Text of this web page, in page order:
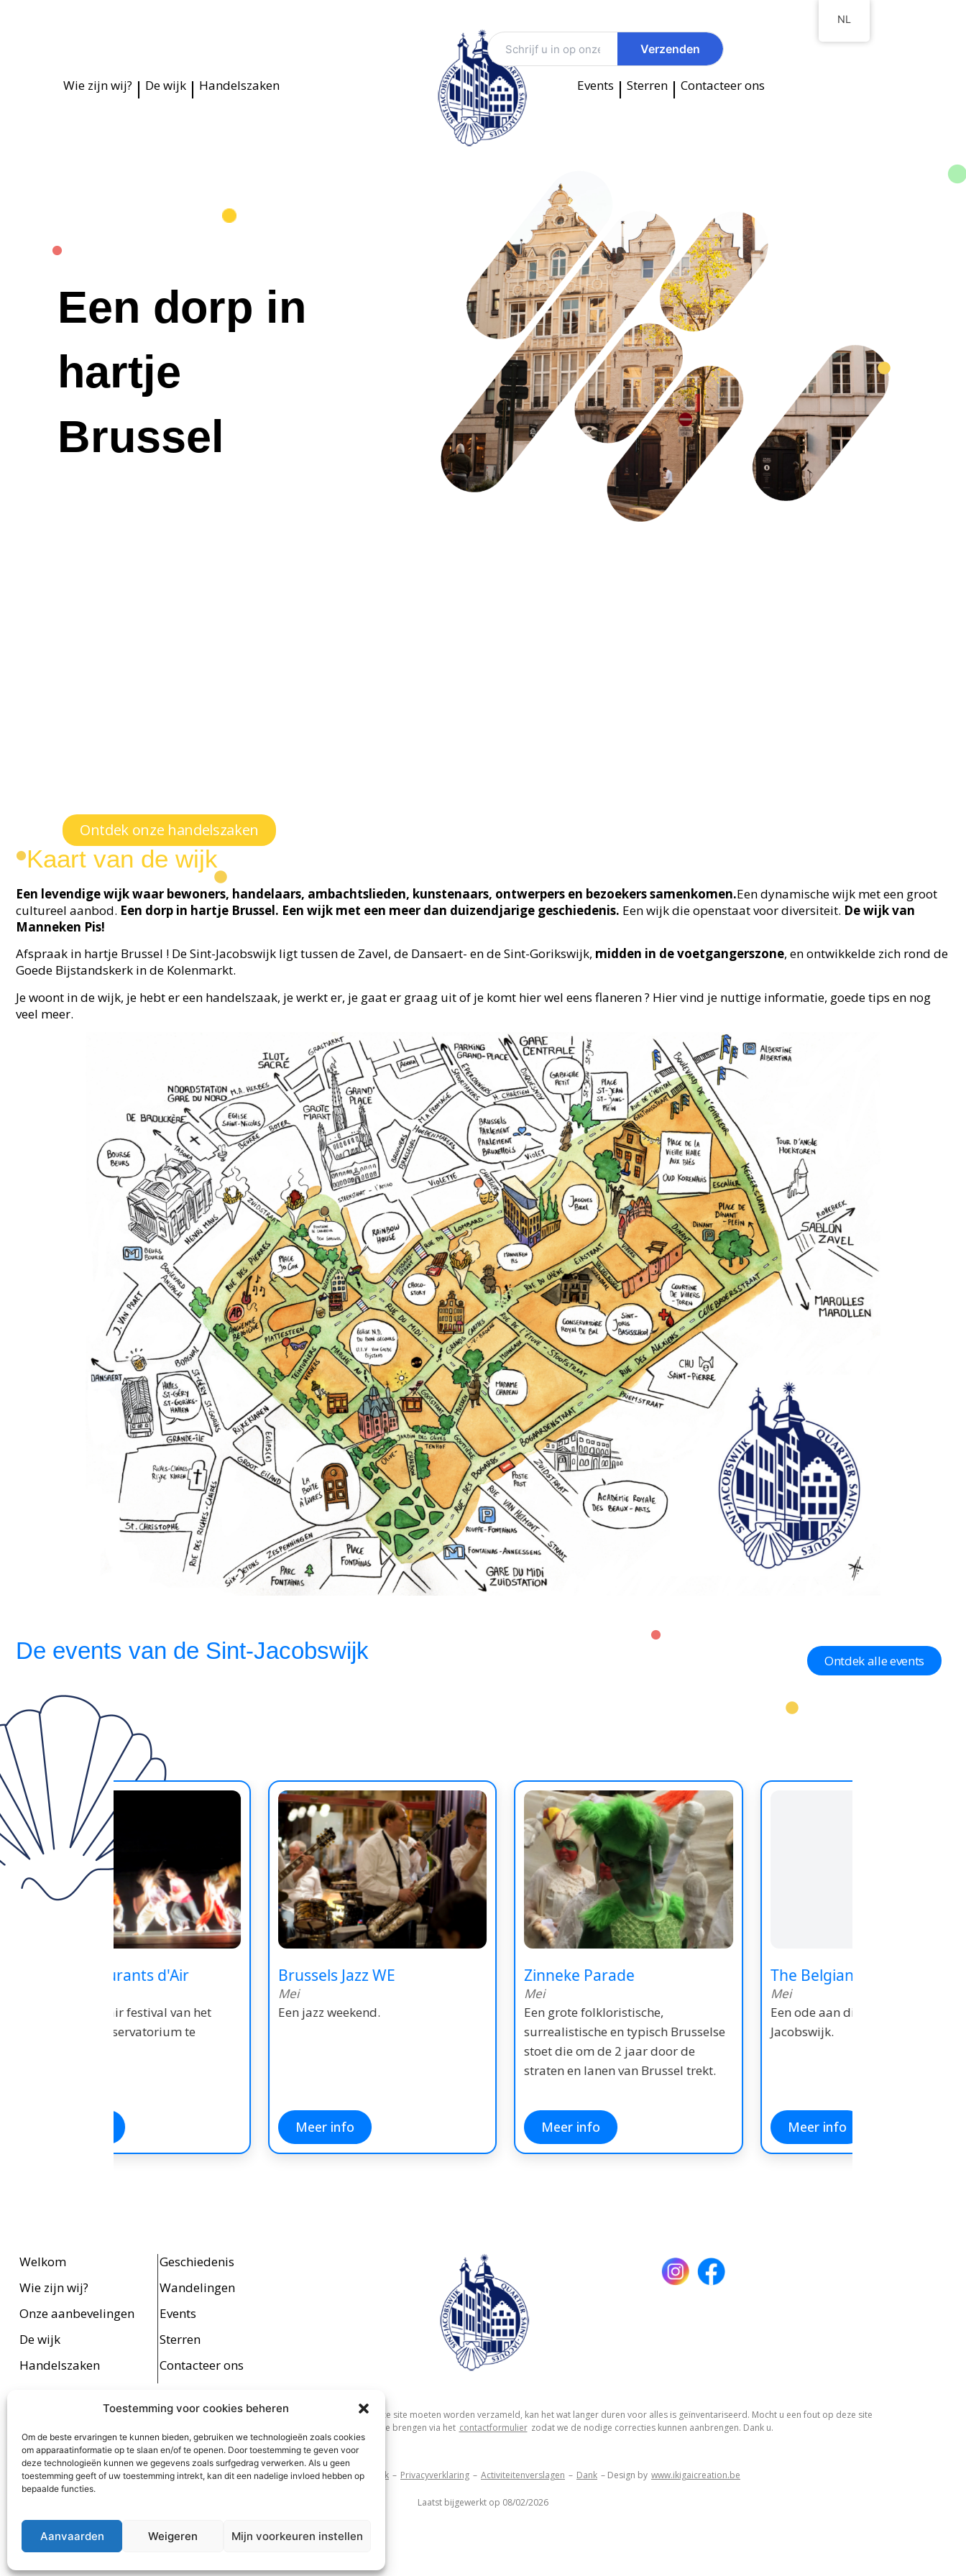
Toestemming voor cookies beheren
Om de beste ervaringen te kunnen bieden, gebruiken we technologieën zoals cookies
om apparaatinformatie op te slaan en/of te openen. Door toestemming te geven voor
deze technologieën kunnen we gegevens zoals surfgedrag verwerken. Als u geen
toestemming geeft of uw toestemming intrekt, kan dit een nadelige invloed hebben op
bepaalde functies.
Aanvaarden Weigeren Mijn voorkeuren instellen
Wie zijn wij? | De wijk | Handelszaken Events | Sterren | Contacteer ons
Een dorp in
hartje
Brussel
Ontdek onze handelszaken
Kaart van de wijk
Een levendige wijk waar bewoners, handelaars, ambachtslieden, kunstenaars, ontwerpers en bezoekers samenkomen.Een dynamische wijk met een groot
cultureel aanbod. Een dorp in hartje Brussel. Een wijk met een meer dan duizendjarige geschiedenis. Een wijk die openstaat voor diversiteit. De wijk van
Manneken Pis!
Afspraak in hartje Brussel ! De Sint-Jacobswijk ligt tussen de Zavel, de Dansaert- en de Sint-Gorikswijk, midden in de voetgangerszone, en ontwikkelde zich rond de
Goede Bijstandskerk in de Kolenmarkt.
Je woont in de wijk, je hebt er een handelszaak, je werkt er, je gaat er graag uit of je komt hier wel eens flaneren ? Hier vind je nuttige informatie, goede tips en nog
veel meer.
De events van de Sint-Jacobswijk Ontdek alle events
Welkom
Wie zijn wij?
Onze aanbevelingen
De wijk
Handelszaken
Geschiedenis
Wandelingen
Events
Sterren
Contacteer ons
Gezien het grote aantal handelszaken en de vele gegevens die voor deze site moeten worden verzameld, kan het wat langer duren voor alles is geïnventariseerd. Mocht u een fout op deze site
opmerken, gelieve ons daarvan op de hoogte te brengen via het contactformulier zodat we de nodige correcties kunnen aanbrengen. Dank u.
©VZW Sint-Jacobswijk - Kaart van de wijk – Privacyverklaring – Activiteitenverslagen – Dank – Design by www.ikigaicreation.be
Laatst bijgewerkt op 08/02/2026
NL